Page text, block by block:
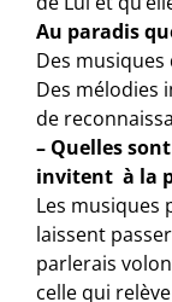
Au paradis
Des musiques
Des mélodies
de
– Quelles
invitent à la
Les musiques
laissent
parlerais
celle qui